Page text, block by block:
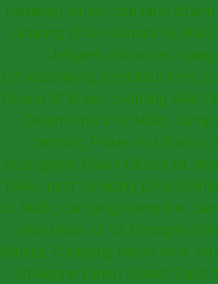
camping dinan, camping
camping Dinan Dinard St
chèques vacances,
cyclocamping, cyclotourisme,
Dinard St Malo, camping vélo
Dinan Dinard St Malo,
camping Plouer sur Rance,
écologique Dinan Dinard St
Malo, petit camping Dinan
St Malo, camping tranquille,
vélo route v2 v3 bretagne
Dinard, Camping rando vélo,
Bretagne Dinan Dinard Saint